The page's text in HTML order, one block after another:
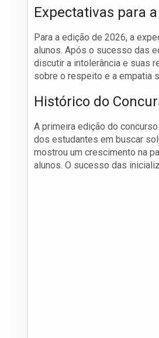
Expectativas para
Para a edição de 2026, a
alunos. Após o sucesso das
discutir a intolerância e suas
sobre o respeito e a empatia
Histórico do
A primeira edição do
dos estudantes em buscar
mostrou um crescimento na
alunos. O sucesso das